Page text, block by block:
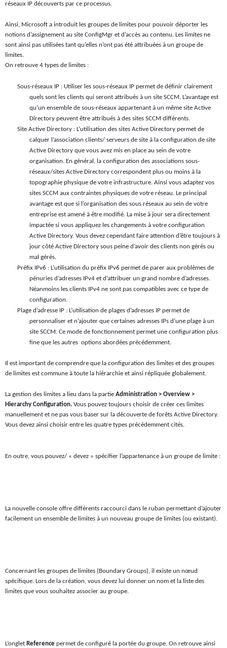
réseaux IP découverts par ce processus.
Ainsi, Microsoft a introduit les groupes de limites pour pouvoir déporter les
notions d’assignement au site ConfigMgr et d’accès au contenu. Les limites ne
sont ainsi pas utilisées tant qu’elles n’ont pas été attribuées à un groupe de
limites.
On retrouve 4 types de limites :
Sous-réseaux IP : Utiliser les sous-réseaux IP permet de définir clairement
quels sont les clients qui seront attribués à un site SCCM. L’avantage est
qu’un ensemble de sous-réseaux appartenant à un même site Active
Directory peuvent être attribués à des sites SCCM différents.
Site Active Directory : L’utilisation des sites Active Directory permet de
calquer l’association clients/ serveurs de site à la configuration de site
Active Directory que vous avez mis en place au sein de votre
organisation. En général, la configuration des associations sous-
réseaux/sites Active Directory correspondent plus ou moins à la
topographie physique de votre infrastructure. Ainsi vous adaptez vos
sites SCCM aux contraintes physiques de votre réseau. Le principal
avantage est que si l’organisation des sous réseaux au sein de votre
entreprise est amené à être modifié. La mise à jour sera directement
impactée si vous appliquez les changements à votre configuration
Active Directory. Vous devez cependant faire attention d’être toujours à
jour côté Active Directory sous peine d’avoir des clients non gérés ou
mal gérés.
Préfix IPv6 : L’utilisation du préfix IPv6 permet de parer aux problèmes de
pénuries d’adresses IPv4 et d’attribuer un grand nombre d’adresses.
Néanmoins les clients IPv4 ne sont pas compatibles avec ce type de
configuration.
Plage d’adresse IP : L’utilisation de plages d’adresses IP permet de
personnaliser et n’ajouter que certaines adresses IPs d’une plage à un
site SCCM. Ce mode de fonctionnement permet une configuration plus
fine que les autres options abordées précédemment.
Il est important de comprendre que la configuration des limites et des groupes
de limites est commune à toute la hiérarchie et ainsi répliquée globalement.
La gestion des limites a lieu dans la partie Administration > Overview >
Hierarchy Configuration. Vous pouvez toujours choisir de créer ces limites
manuellement et ne pas vous baser sur la découverte de forêts Active Directory.
Vous devez ainsi choisir entre les quatre types précédemment cités.
En outre, vous pouvez/ « devez » spécifier l’appartenance à un groupe de limite :
La nouvelle console offre différents raccourci dans le ruban permettant d’ajouter
facilement un ensemble de limites à un nouveau groupe de limites (ou existant).
Concernant les groupes de limites (Boundary Groups), il existe un nœud
spécifique. Lors de la création, vous devez lui donner un nom et la liste des
limites que vous souhaitez associer au groupe.
L’onglet Reference permet de configuré la portée du groupe. On retrouve ainsi